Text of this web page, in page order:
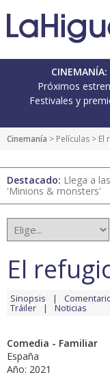
CINEMANÍA:
Próximos
Festivales y
Cinemanía > Películas > El
Destacado: Llega a
'Minions & monsters'
El
Sinopsis
Tráiler Noticias
Comedia - Familiar
España
Año: 2021